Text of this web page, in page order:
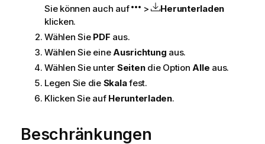
i
n
w
i
s
Sie können auch auf
>
Herunterladen
klicken.
Wählen Sie PDF aus.
Wählen Sie eine Ausrichtung aus.
Wählen Sie unter Seitendie Option Alle aus.
Legen Sie die Skalafest.
Klicken Sie auf Herunterladen.
Beschränkungen